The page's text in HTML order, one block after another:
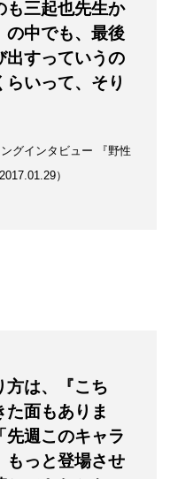
も三起也先生か
の中でも、最後
出すっていうの
いって、そり
グインタビュー 『野性
）
方は、『こち
面もありま
先週このキャラ
もっと登場させ